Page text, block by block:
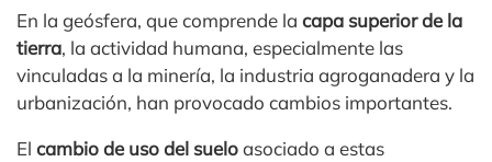
En la geósfera, que comprende la capa superior de la
tierra, la actividad humana, especialmente las
vinculadas a la minería, la industria agroganadera y la
urbanización, han provocado cambios importantes.
El cambio de uso del sueloasociado a estas